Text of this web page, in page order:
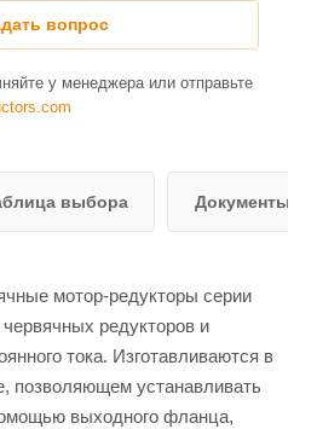
вопрос
у менеджера или отправьте
выбора Документы и
мотор-редукторы серии
редукторов и
тока. Изготавливаются в
позволяющем устанавливать
выходного фланца,